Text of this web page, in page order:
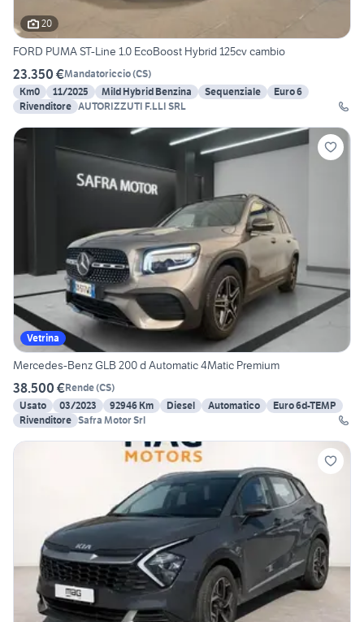
20
FORD PUMA ST-Line 1.0 EcoBoost Hybrid 125cv cambio
23.350 €Mandatoriccio(CS)
Km0
11/2025 Mild Hybrid Benzina Sequenziale
Euro 6
Rivenditore AUTORIZZUTI F.LLI SRL
Vetrina
Mercedes-Benz GLB 200 d Automatic 4Matic Premium
38.500 €Rende(CS)
Usato
03/2023 92946 Km Diesel Automatico
Euro 6d-TEMP
Rivenditore Safra Motor Srl